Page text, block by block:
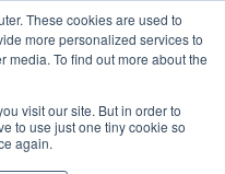
These cookies are used to
more personalized services to
media. To find out more about the
visit our site. But in order to
to use just one tiny cookie so
again.
VimeoInstagram
Translate »